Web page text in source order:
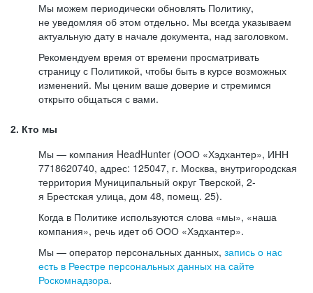
Мы можем периодически обновлять Политику,
не уведомляя об этом отдельно. Мы всегда указываем
актуальную дату в начале документа, над заголовком.
Рекомендуем время от времени просматривать
страницу с Политикой, чтобы быть в курсе возможных
изменений. Мы ценим ваше доверие и стремимся
открыто общаться с вами.
2. Кто мы
Мы — компания HeadHunter (ООО «Хэдхантер», ИНН
7718620740, адрес: 125047, г. Москва, внутригородская
территория Муниципальный округ Тверской, 2-
я Брестская улица, дом 48, помещ. 25).
Когда в Политике используются слова «мы», «наша
компания», речь идет об ООО «Хэдхантер».
Мы — оператор персональных данных, запись о нас
есть в Реестре персональных данных на сайте
Роскомнадзора.